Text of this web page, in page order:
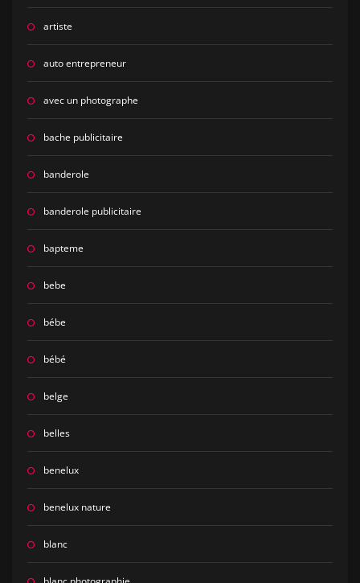
artiste
auto entrepreneur
avec un photographe
bache publicitaire
banderole
banderole publicitaire
bapteme
bebe
bébe
bébé
belge
belles
benelux
benelux nature
blanc